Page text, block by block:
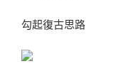
勾起復古思路